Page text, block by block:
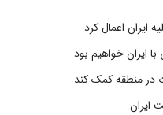
ایران اعمال کرد
ایران خواهیم بود
در منطقه کمک کند